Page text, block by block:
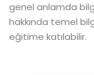
genel anlamda
hakkında temel
eğitime katılabilir.